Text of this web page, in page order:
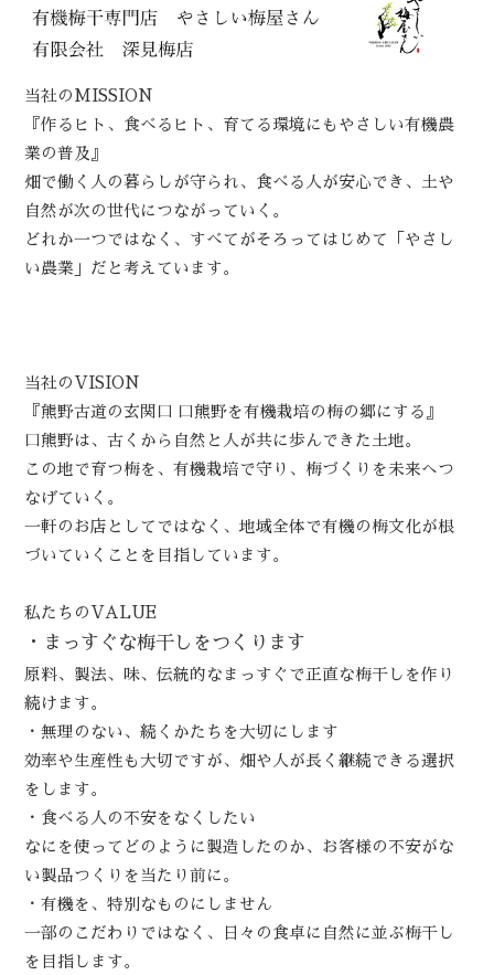
当社のMISSION
『作るヒト、食べるヒト、育てる環境にもやさしい有機農
業の普及』
畑で働く人の暮らしが守られ、食べる人が安心でき、土や
自然が次の世代につながっていく。
どれか一つではなく、すべてがそろってはじめて「やさし
い農業」だと考えています。
当社のVISION
『熊野古道の玄関口 口熊野を有機栽培の梅の郷にする』
口熊野は、古くから自然と人が共に歩んできた土地。
この地で育つ梅を、有機栽培で守り、梅づくりを未来へつ
なげていく。
一軒のお店としてではなく、地域全体で有機の梅文化が根
づいていくことを目指しています。
私たちのVALUE
・まっすぐな梅干しをつくります
原料、製法、味、伝統的なまっすぐで正直な梅干しを作り
続けます。
・無理のない、続くかたちを大切にします
効率や生産性も大切ですが、畑や人が長く継続できる選択
をします。
・食べる人の不安をなくしたい
なにを使ってどのように製造したのか、お客様の不安がな
い製品つくりを当たり前に。
・有機を、特別なものにしません
一部のこだわりではなく、日々の食卓に自然に並ぶ梅干し
を目指します。